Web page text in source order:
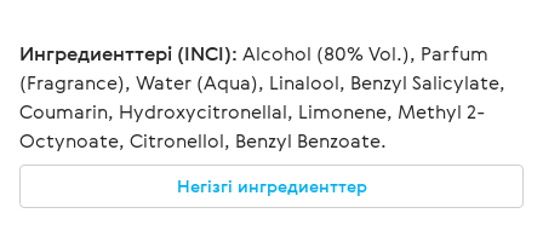
Ингредиенттері (INCI): Alcohol (80% Vol.), Parfum
(Fragrance), Water (Aqua), Linalool, Benzyl Salicylate,
Coumarin, Hydroxycitronellal, Limonene, Methyl 2-
Octynoate, Citronellol, Benzyl Benzoate.
Негізгі ингредиенттер